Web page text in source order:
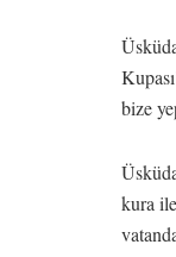
bize
kura